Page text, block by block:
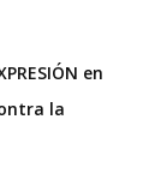
en
la